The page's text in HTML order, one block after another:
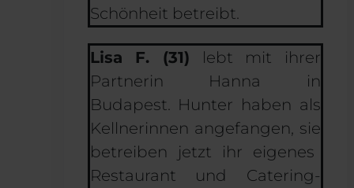
Schönheit betreibt.
Lisa F. (31) lebt mit ihrer
Partnerin Hanna in
Budapest. Hunter haben als
Kellnerinnen angefangen sie
betreiben jetzt ihr eigenes
Restaurant und Catering-